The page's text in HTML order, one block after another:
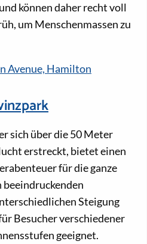
können daher recht voll
um Menschenmassen zu
Avenue, Hamilton
sich über die 50 Meter
erstreckt, bietet einen
für die ganze
Steigung
Besucher verschiedener
geeignet.